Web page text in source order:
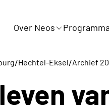
Over Neos Programma
/Hechtel-Eksel/Archief